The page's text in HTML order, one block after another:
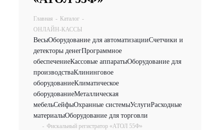
Главная - Каталог -
ОНЛАЙН-КАССЫ
ВесыОборудование для автоматизацииСчетчики и
детекторы денегПрограммное
обеспечениеКассовые аппаратыОборудование для
производстваКлининговое
оборудованиеКлиматическое
оборудованиеМеталлическая
мебельСейфыОхранные системыУслугиРасходные
материалыОборудование для торговли
- Фискальный регистратор «АТОЛ 55Ф»